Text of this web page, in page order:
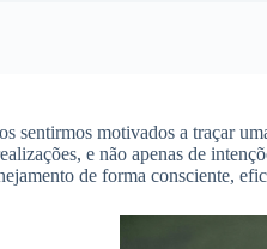
sentirmos motivados a traçar
e não apenas de
de forma consciente,